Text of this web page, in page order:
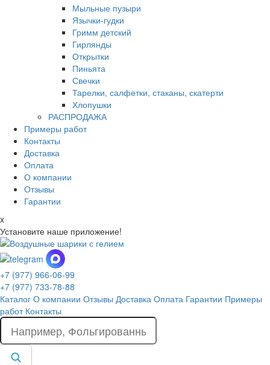
Мыльные пузыри
Язычки-гудки
Гримм детский
Гирлянды
Открытки
Пиньята
Свечки
Тарелки, салфетки, стаканы, скатерти
Хлопушки
РАСПРОДАЖА
Примеры работ
Контакты
Доставка
Оплата
О компании
Отзывы
Гарантии
x
Установите наше приложение!
+7 (977) 966-06-99
+7 (977) 733-78-88
Каталог О компании Отзывы Доставка Оплата Гарантии Примеры
работ Контакты